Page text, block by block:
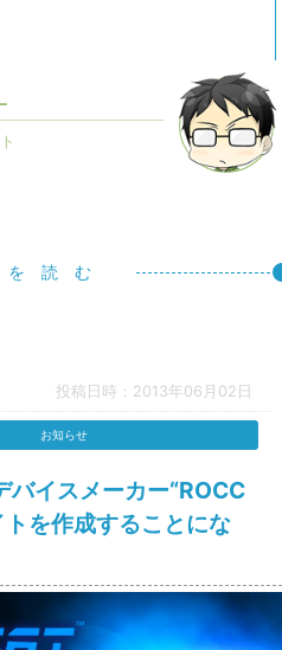
読 む
投稿日時：2013年06月02日
バイスメーカー“ROCC
を作成することにな
お知らせ